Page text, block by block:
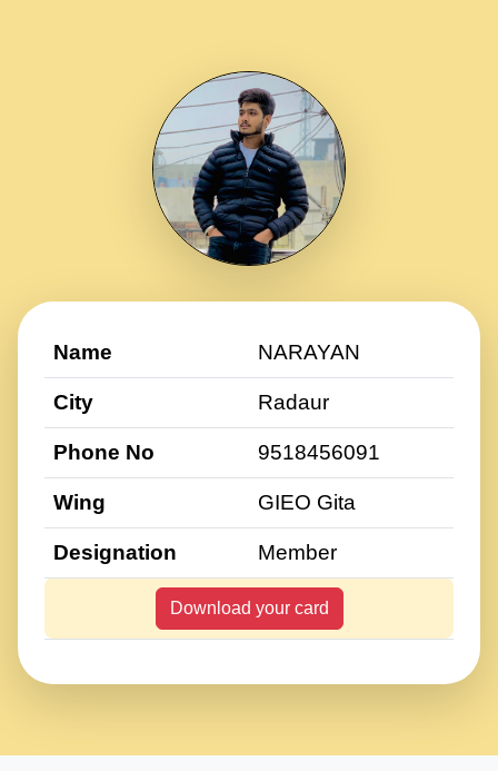
Name NARAYAN
City Radaur
Phone No 9518456091
Wing GIEO Gita
Designation Member
Download your card